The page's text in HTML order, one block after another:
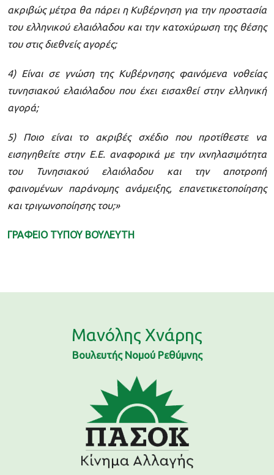
ακριβώς μέτρα θα πάρει η Κυβέρνηση για την προστασία
του ελληνικού ελαιόλαδου και την κατοχύρωση της θέσης
του στις διεθνείς αγορές;
4) Είναι σε γνώση της Κυβέρνησης φαινόμενα νοθείας
τυνησιακού ελαιόλαδου που έχει εισαχθεί στην ελληνική
αγορά;
5) Ποιο είναι το ακριβές σχέδιο που προτίθεστε να
εισηγηθείτε στην Ε.Ε. αναφορικά με την ιχνηλασιμότητα
του Τυνησιακού ελαιόλαδου και την αποτροπή
φαινομένων παράνομης ανάμειξης, επανετικετοποίησης
και τριγωνοποίησης του;»
ΓΡΑΦΕΙΟ ΤΥΠΟΥ ΒΟΥΛΕΥΤΗ
Μανόλης Χνάρης
Βουλευτής Νομού Ρεθύμνης